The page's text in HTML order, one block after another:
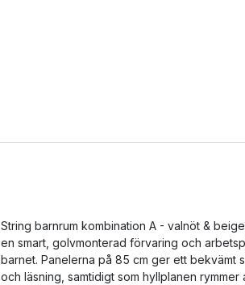
String barnrum kombination A - valnöt &
en smart, golvmonterad förvaring och
barnet. Panelerna på 85 cm ger ett bekvämt
och läsning, samtidigt som hyllplanen